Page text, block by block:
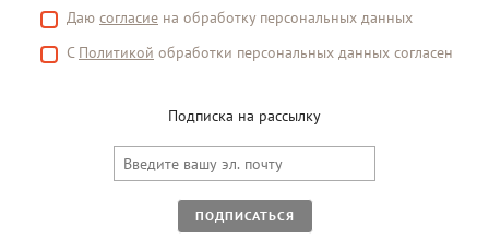
Даю согласие на обработку персональных данных
С Политикой обработки персональных данных согласен
Подписка на рассылку
ПОДПИСАТЬСЯ